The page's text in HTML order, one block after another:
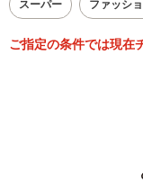
スーパー ファッシ
ご指定の条件では現在